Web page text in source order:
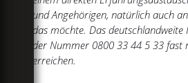
und Angehörigen, natürlich auch
das möchte. Das deutschlandweite
der Nummer 0800 33 44 5 33 fast
erreichen.